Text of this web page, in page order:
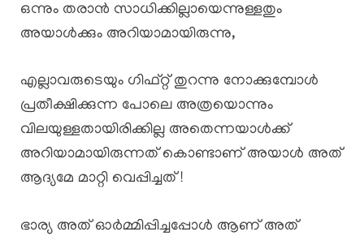
ഒന്നും തരാൻ സാധിക്കില്ലായെന്നുള്ളതും
അയാൾക്കും അറിയാമായിരുന്നു,
എല്ലാവരുടെയും ഗിഫ്റ്റ് തുറന്നു നോക്കുമ്പോൾ
പ്രതീക്ഷിക്കുന്ന പോലെ അത്രയൊന്നും
വിലയുള്ളതായിരിക്കില്ല അതെന്നയാൾക്ക്
അറിയാമായിരുന്നത് കൊണ്ടാണ് അയാൾ അത്
ആദ്യമേ മാറ്റി വെപ്പിച്ചത് !
ഭാര്യ അത് ഓർമ്മിപ്പിച്ചപ്പോൾ ആണ് അത്